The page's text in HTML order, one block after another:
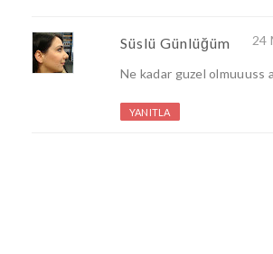
Süslü Günlüğüm 24
Ne kadar guzel olmuuuss
YANITLA